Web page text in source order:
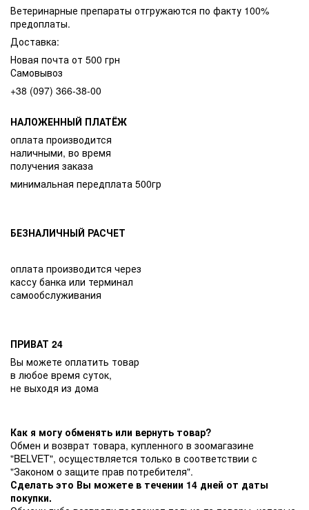
Ветеринарные препараты отгружаются по факту 100%
предоплаты.
Доставка:
Новая почта от 500 грн
Самовывоз
+38 (097) 366-38-00
НАЛОЖЕННЫЙ ПЛАТЁЖ
оплата производится
наличными, во время
получения заказа
минимальная передплата 500гр
БЕЗНАЛИЧНЫЙ РАСЧЕТ
оплата производится через
кассу банка или терминал
самообслуживания
ПРИВАТ 24
Вы можете оплатить товар
в любое время суток,
не выходя из дома
Как я могу обменять или вернуть товар?
Обмен и возврат товара, купленного в зоомагазине
"BELVET", осуществляется только в соответствии с
"Законом о защите прав потребителя".
Сделать это Вы можете в течении 14 дней от даты
покупки.